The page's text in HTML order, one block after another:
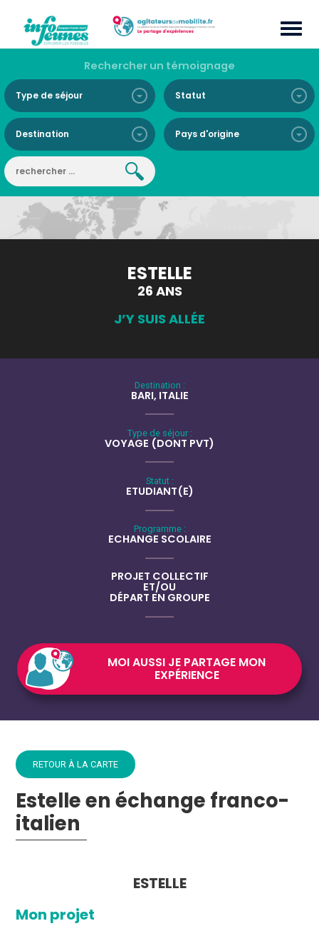
Rechercher un témoignage
RETOUR À LA CARTE
Estelle en échange franco-
italien
ESTELLE
Mon projet
ESTELLE
26 ANS
J’Y SUIS ALLÉE
Destination :
BARI, ITALIE
Type de séjour :
VOYAGE (DONT PVT)
Statut :
ETUDIANT(E)
Programme :
ECHANGE SCOLAIRE
PROJET COLLECTIF
ET/OU
DÉPART EN GROUPE
MOI AUSSI JE PARTAGE MON
EXPÉRIENCE